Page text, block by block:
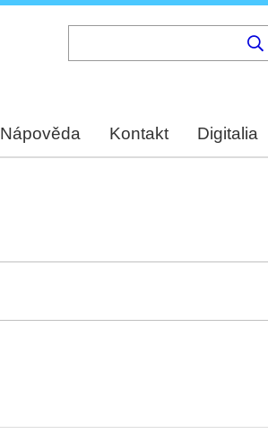
Nápověda Kontakt Digitalia